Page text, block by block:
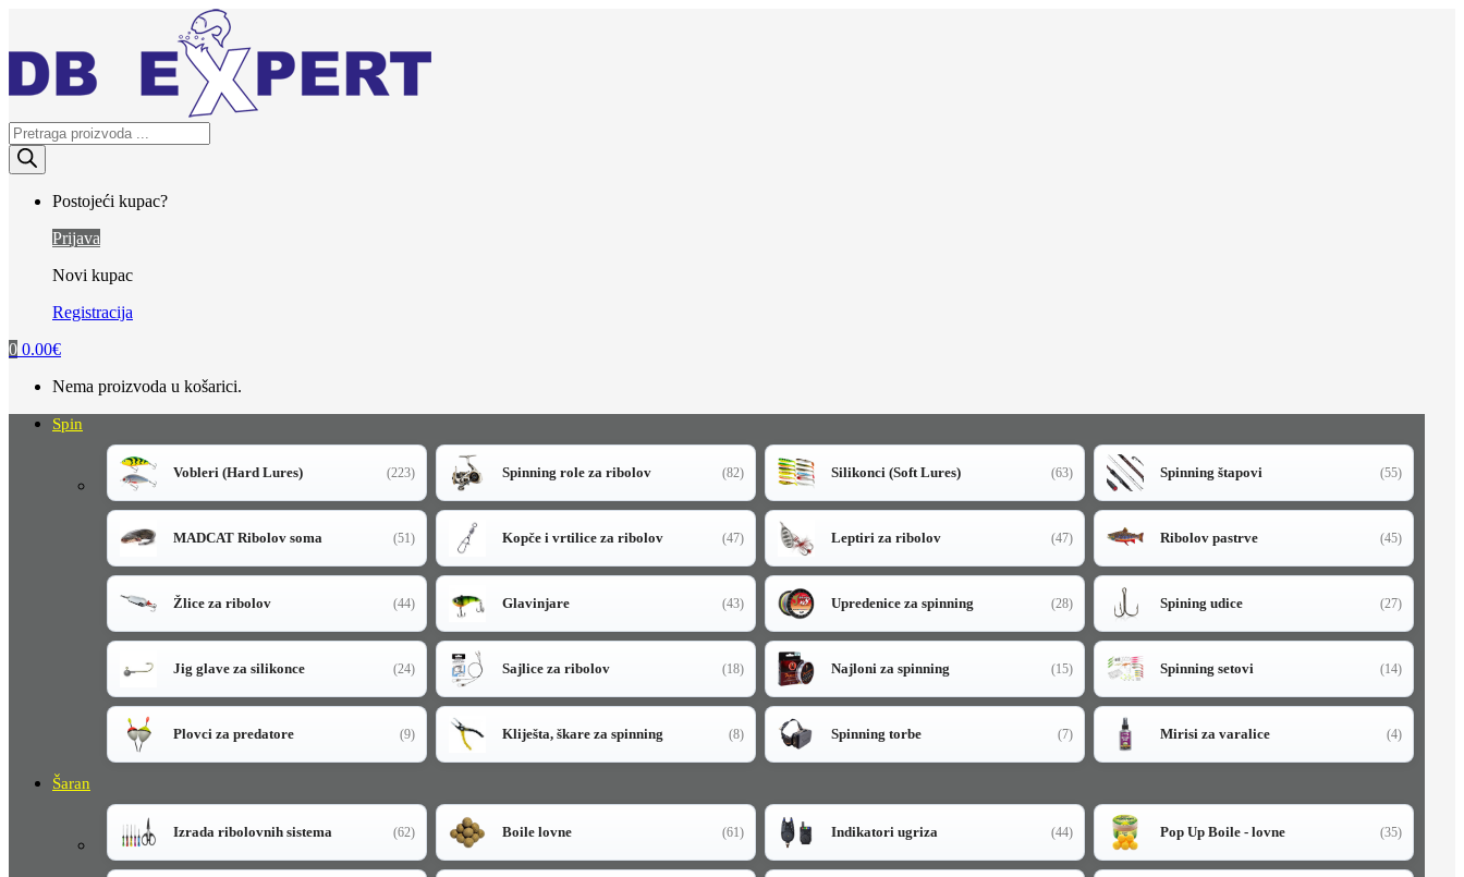
navigation
content
Products
search
Postojeći kupac?
Prijava
Novi kupac
Registracija
0 0.00€
Nema proizvoda u košarici.
Spin
Vobleri (Hard Lures) (223) Spinning role za ribolov (82) Silikonci (Soft Lures) (63) Spinning štapovi (55)
MADCAT Ribolov soma (51) Kopče i vrtilice za ribolov (47) Leptiri za ribolov (47) Ribolov pastrve (45)
Žlice za ribolov (44) Glavinjare (43) Upredenice za spinning (28) Spining udice (27)
Jig glave za silikonce (24) Sajlice za ribolov (18) Najloni za spinning (15) Spinning setovi (14)
Plovci za predatore (9) Kliješta, škare za spinning (8) Spinning torbe (7) Mirisi za varalice (4)
Šaran
Izrada ribolovnih sistema (62) Boile lovne (61) Indikatori ugriza (44) Pop Up Boile - lovne (35)